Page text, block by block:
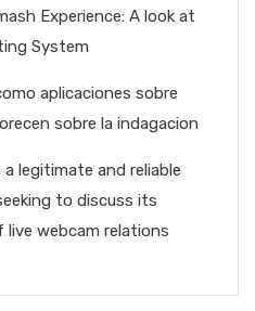
Experience: A look at
System
aplicaciones sobre
sobre la indagacion
legitimate and reliable
to discuss its
webcam relations